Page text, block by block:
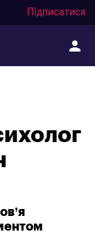
Підписатися